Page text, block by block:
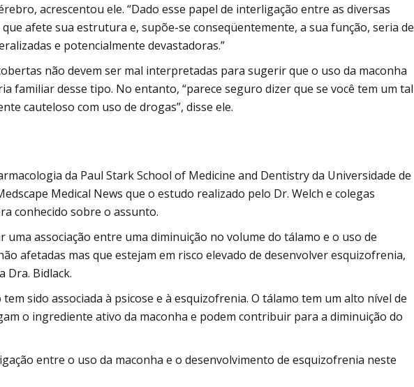
acrescentou ele. “Dado esse papel de interligação entre as diversas
afete sua estrutura e, supõe-se conseqüentemente, a sua função, seria de
e potencialmente devastadoras.”
não devem ser mal interpretadas para sugerir que o uso da maconha
familiar desse tipo. No entanto, “parece seguro dizer que se você tem um tal
cauteloso com uso de drogas”, disse ele.
da Paul Stark School of Medicine and Dentistry da Universidade de
Medical News que o estudo realizado pelo Dr. Welch e colegas
conhecido sobre o assunto.
uma associação entre uma diminuição no volume do tálamo e o uso de
afetadas mas que estejam em risco elevado de desenvolver esquizofrenia,
Dra. Bidlack.
sido associada à psicose e à esquizofrenia. O tálamo tem um alto nível de
o ingrediente ativo da maconha e podem contribuir para a diminuição do
entre o uso da maconha e o desenvolvimento de esquizofrenia neste